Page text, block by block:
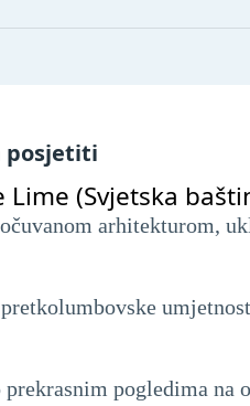
posjetiti
(Svjetska
arhitekturom,
pogledima